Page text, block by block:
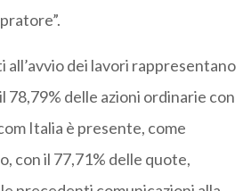
all’avvio dei lavori rappresentano
78,79% delle azioni ordinarie con
Italia è presente, come
con il 77,71% delle quote,